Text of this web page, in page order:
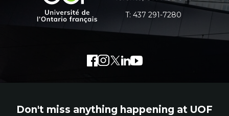
additional
information
l'Ontario
T: 437 291-7280
Facebook
External
will
Instagram
External
will
Twitter
External
will
LinkedIn
External
will
Youtube
External
will
Don't miss anything happening at UOF